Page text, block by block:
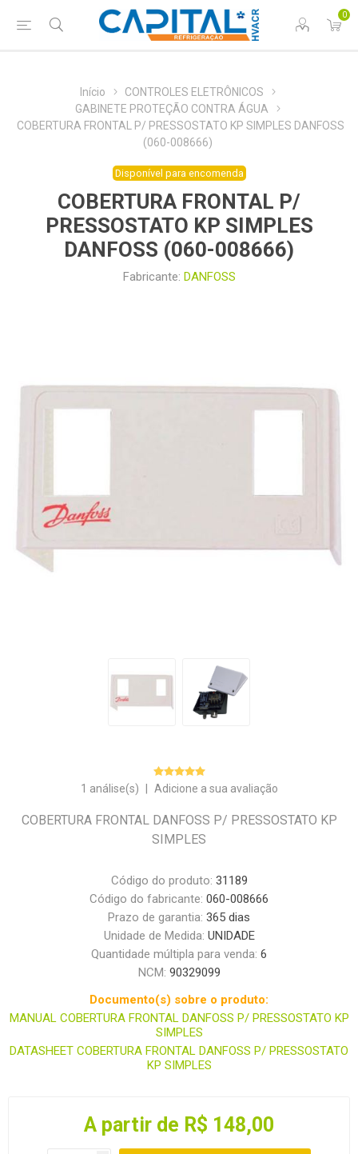
0
Início
CONTROLES ELETRÔNICOS
GABINETE PROTEÇÃO CONTRA ÁGUA
COBERTURA FRONTAL P/ PRESSOSTATO KP SIMPLES DANFOSS
(060-008666)
Disponível para encomenda
COBERTURA FRONTAL P/
PRESSOSTATO KP SIMPLES
DANFOSS (060-008666)
Fabricante: DANFOSS
1 análise(s) Adicione a sua avaliação
COBERTURA FRONTAL DANFOSS P/ PRESSOSTATO KP
SIMPLES
Código do produto: 31189
Código do fabricante: 060-008666
Prazo de garantia: 365 dias
Unidade de Medida: UNIDADE
Quantidade múltipla para venda: 6
NCM: 90329099
Documento(s) sobre o produto:
MANUAL COBERTURA FRONTAL DANFOSS P/ PRESSOSTATO KP
SIMPLES
DATASHEET COBERTURA FRONTAL DANFOSS P/ PRESSOSTATO
KP SIMPLES
A partir de R$ 148,00